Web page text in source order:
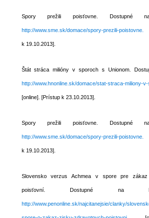
Spory prežili poisťovne. Dostupné
http://www.sme.sk/domace/spory-prezili-poistovne.
k 19.10.2013].
Štát stráca milióny v sporoch s Unionom.
http://www.hnonline.sk/domace/stat-straca-miliony-
[online]. [Prístup k 23.10.2013].
Spory prežili poisťovne. Dostupné
http://www.sme.sk/domace/spory-prezili-poistovne.
k 19.10.2013].
Slovensko verzus Achmea v spore pre
poisťovní. Dostupné na
http://www.penonline.sk/najcitanejsie/clanky/